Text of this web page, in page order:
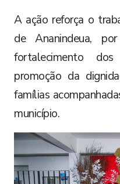
A ação reforça o
de Ananindeua,
fortalecimento
promoção da
famílias
município.